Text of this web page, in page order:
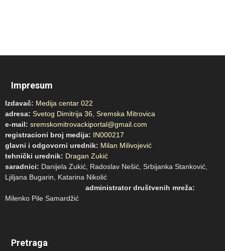
Impresum
Izdavač: Medija centar 022
adresa: Svetog Dimitrija 36, Sremska Mitrovica
e-mail: sremskomitrovackiportal@gmail.com
registracioni broj medija: IN000217
glavni i odgovorni urednik: Milan Milivojević
tehnički urednik: Dragan Zukić
saradnici: Danijela Zukić, Radoslav Nešić, Srbijanka Stanković,
Ljiljana Bugarin, Katarina Nikolić
administrator društvenih mreža:
Milenko Pile Samardžić
Pretraga